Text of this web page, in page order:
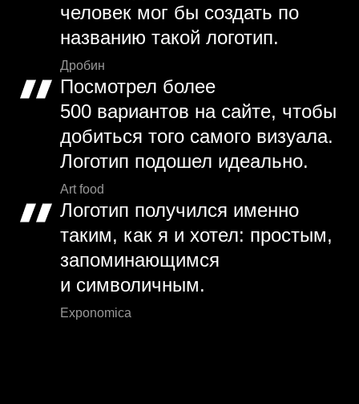
человек мог бы создать по
названию такой логотип.
Дробин
Посмотрел более
500 вариантов на сайте, чтобы
добиться того самого визуала.
Логотип подошел идеально.
Art food
Логотип получился именно
таким, как я и хотел: простым,
запоминающимся
и символичным.
Exponomica